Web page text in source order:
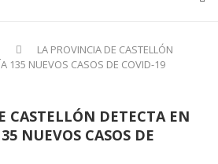
LA PROVINCIA DE CASTELLÓN
135 NUEVOS CASOS DE COVID-19
CASTELLÓN DETECTA EN
NUEVOS CASOS DE